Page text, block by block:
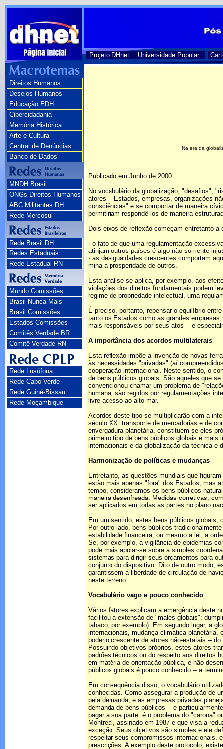
Projeto DHnet Universidade Popular
Direitos Humanos
Desejos Humanos
Educação EDH
Cibercidadania
Memória Histórica
Arte e Cultura
Central de Denúncias
Banco de Dados
MNDH Brasil
ONGs Direitos Humanos
ABC Militantes DH
Rede Mercosul
Rede Brasil DH
Redes Estaduais
Rede Estadual RN
Mundo Comissões
Brasil Nunca Mais
Brasil Comissões
Estados Comissões
Comitês Verdade BR
Comitê Verdade RN
Rede Lusófona
Rede Cabo Verde
Rede Guiné-Bissau
Rede Moçambique
Na era da
Publicado em Junho de 2000
No vocabulário da globalização, "desafios",
atores -- Estados, empresas, organizações
consciências" e se comportar de maneira
permitiriam respondê-los de maneira
Dois eixos de reflexão começam entretanto
· o fato de que uma regulamentação
atinjam outros países é algo não somente
· as desigualdades crescentes comportam
mina a prosperidade de outros.
Esta análise se aplica, por exemplo, aos
violações dos direitos fundamentais podem
regime de propriedade intelectual, uma
É preciso, portanto, repensar o equilíbrio
tanto os Estados como as grandes
mais responsáveis por seus atos -- e
A importância dos acordos multilaterais
Esta reflexão impõe a invenção de novas
às necessidades "privadas" (aí
cooperação internacional. Neste sentido, o
de bens públicos globais. São aqueles que
convencionou chamar um problema de
humana, são regidos por regulamentações
livre acesso ao alto-mar.
Acordos deste tipo se multiplicarão com a
século XX: transporte de mercadorias e de
envergadura planetária, constituem-se eles
primeiro tipo de bens públicos globais é mais
internacionais e da globalização da técnica e
Harmonização de políticas e mudanças
Entretanto, as questões mundiais que
estão mais apenas "fora" dos Estados, mas
tempo, consideramos os bens públicos
maneira desenfreada. Medidas corretivas,
ser aplicados em todas as partes no plano
Em um sentido, estes bens públicos globais,
Por outro lado, bens públicos
estabilidade financeira, ou mesmo a lei, a
Se, por exemplo, a vigilância de epidemias
pode mais apoiar-se sobre a simples
sistemas para dirigir seus orçamentos para
conjunto do dispositivo. Dito de outro modo,
garantissem a liberdade de circulação de
neste terreno.
Vocabulário vago e pouco conhecido
Vários fatores explicam a emergência deste
facilitou a extensão de "males globais":
tabaco, por exemplo). Em segundo lugar, a
internacionais, mudança climática planetária,
poderio crescente de atores não-estatais --
Possuindo objetivos próprios, estes atores
padrões técnicos ou do respeito aos direitos
em matéria de orientação pública, e não
públicos globais é pouco conhecido -- a
Em conseqüência disso, o vocabulário
conhecidas. Como assegurar a produção de
pela demanda; e as empresas privadas
demanda de bens públicos -- e
pagar a sua parte: é o problema do "carona"
Montreal, assinado em 1987 e que visa a
exceção. Seus objetivos são simples e ele
respeitar seus compromissos internacionais,
prescrições. A exemplo deste protocolo,